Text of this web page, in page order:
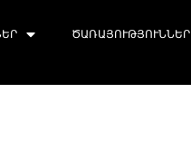
ԾԱՌԱՅՈՒԹՅՈՒՆՆԵՐ